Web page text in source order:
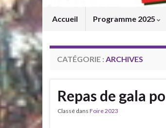
Accueil Programme 2025
CATÉGORIE : ARCHIVES
Repas de gala
Classé dans Foire 2023